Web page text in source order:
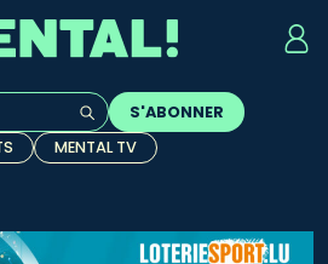
complétion sont
S'ABONNER
MENTAL TV